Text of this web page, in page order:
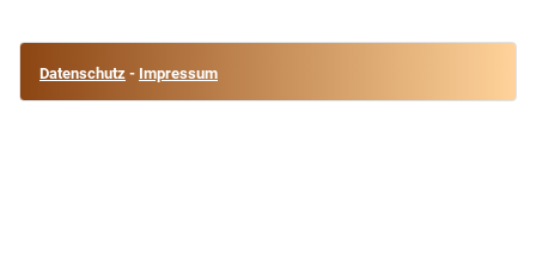
Datenschutz - Impressum